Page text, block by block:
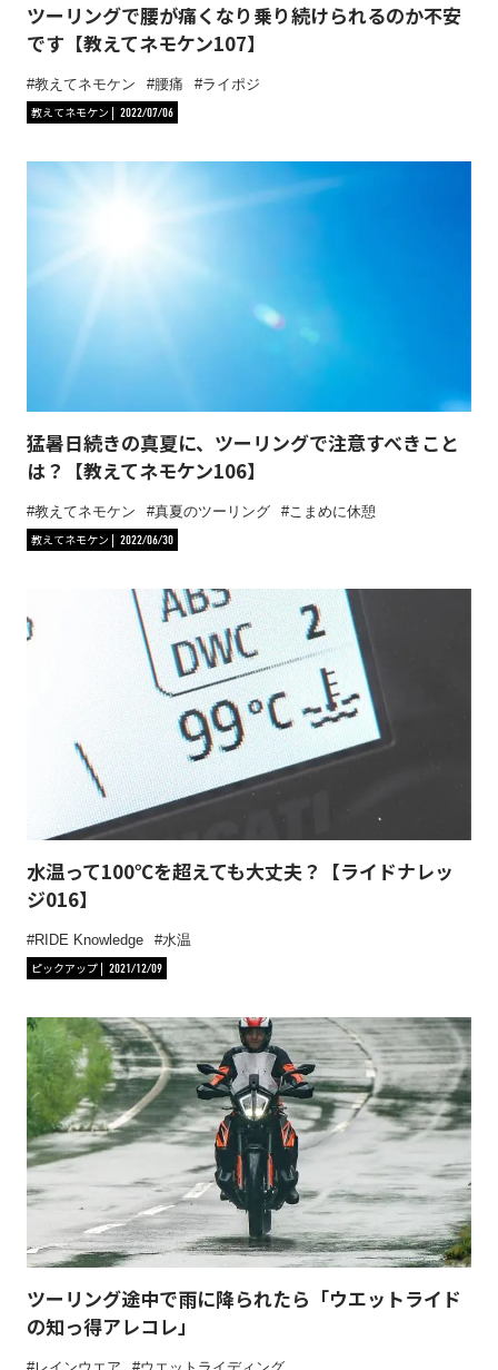
ツーリングで腰が痛くなり乗り続けられるのか不安
です【教えてネモケン107】
教えてネモケン 腰痛
ライポジ
教えてネモケン
2022/07/06
猛暑日続きの真夏に、ツーリングで注意すべきこと
は？【教えてネモケン106】
教えてネモケン 真夏のツーリング
こまめに休憩
教えてネモケン
2022/06/30
水温って100℃を超えても大丈夫？【ライドナレッ
ジ016】
RIDE Knowledge
水温
ピックアップ
2021/12/09
ツーリング途中で雨に降られたら「ウエットライド
の知っ得アレコレ」